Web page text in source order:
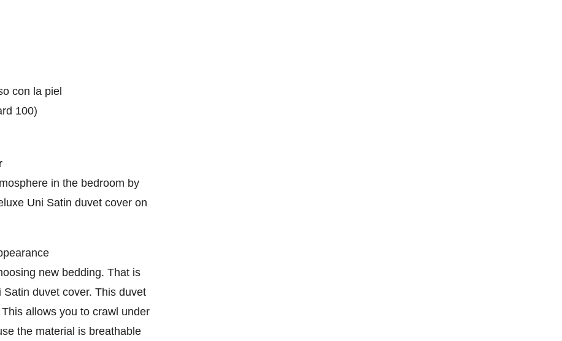
con la piel
100)
in the bedroom by
Uni Satin duvet cover on
new bedding. That is
duvet cover. This duvet
allows you to crawl under
the material is breathable